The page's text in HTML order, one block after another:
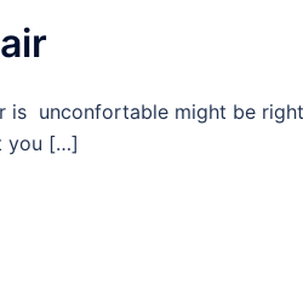
is unconfortable might be
you […]